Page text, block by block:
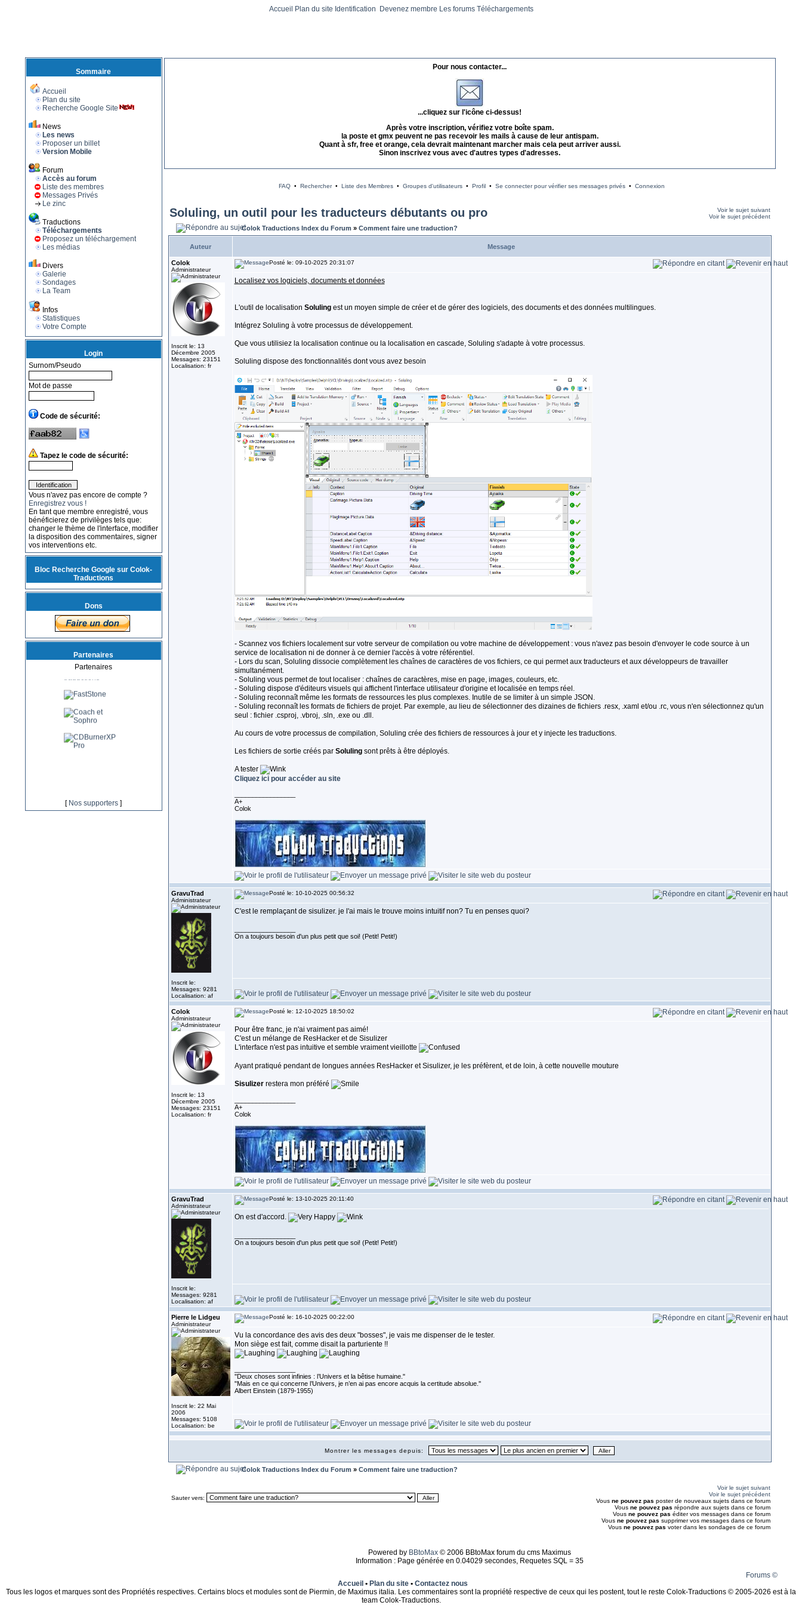
Accueil Plan du site Identification Devenez membre Les forums Téléchargements
Sommaire
Accueil
Plan du site
Recherche Google Site
News
Les news
Proposer un billet
Version Mobile
Forum
Accès au forum
Liste des membres
Messages Privés
Le zinc
Traductions
Téléchargements
Proposez un téléchargement
Les médias
Divers
Galerie
Sondages
La Team
Infos
Statistiques
Votre Compte
Login
Surnom/Pseudo
Mot de passe
Code de sécurité:
Tapez le code de sécurité:
Vous n'avez pas encore de compte ?
Enregistrez vous !
En tant que membre enregistré, vous
bénéficierez de privilèges tels que:
changer le thème de l'interface, modifier
la disposition des commentaires, signer
vos interventions etc.
Bloc Recherche Google sur Colok-
Traductions
Dons
Partenaires
Partenaires
[ Nos supporters ]
Pour nous contacter...
...cliquez sur l'icône ci-dessus!
Après votre inscription, vérifiez votre boîte spam.
la poste et gmx peuvent ne pas recevoir les mails à cause de leur antispam.
Quant à sfr, free et orange, cela devrait maintenant marcher mais cela peut arriver aussi.
Sinon inscrivez vous avec d'autres types d'adresses.
FAQ• Rechercher• Liste des Membres• Groupes d'utilisateurs• Profil• Se connecter pour vérifier ses messages privés• Connexion
Soluling, un outil pour les traducteurs débutants ou pro
Voir le sujet suivant
Voir le sujet précédent
Colok Traductions Index du Forum » Comment faire une traduction?
Auteur Message
Colok
Administrateur
Inscrit le: 13
Décembre 2005
Messages: 23151
Localisation: fr
Posté le: 09-10-2025 20:31:07
Localisez vos logiciels, documents et données
L'outil de localisation Soluling est un moyen simple de créer et de gérer des logiciels, des documents et des données multilingues.
Intégrez Soluling à votre processus de développement.
Que vous utilisiez la localisation continue ou la localisation en cascade, Soluling s'adapte à votre processus.
Soluling dispose des fonctionnalités dont vous avez besoin
- Scannez vos fichiers localement sur votre serveur de compilation ou votre machine de développement : vous n'avez pas besoin d'envoyer le code source à un
service de localisation ni de donner à ce dernier l'accès à votre référentiel.
- Lors du scan, Soluling dissocie complètement les chaînes de caractères de vos fichiers, ce qui permet aux traducteurs et aux développeurs de travailler
simultanément.
- Soluling vous permet de tout localiser : chaînes de caractères, mise en page, images, couleurs, etc.
- Soluling dispose d'éditeurs visuels qui affichent l'interface utilisateur d'origine et localisée en temps réel.
- Soluling reconnaît même les formats de ressources les plus complexes. Inutile de se limiter à un simple JSON.
- Soluling reconnaît les formats de fichiers de projet. Par exemple, au lieu de sélectionner des dizaines de fichiers .resx, .xaml et/ou .rc, vous n'en sélectionnez qu'un
seul : fichier .csproj, .vbroj, .sln, .exe ou .dll.
Au cours de votre processus de compilation, Soluling crée des fichiers de ressources à jour et y injecte les traductions.
Les fichiers de sortie créés par Soluling sont prêts à être déployés.
A tester
Cliquez ici pour accéder au site
A+
Colok
GravuTrad
Administrateur
Inscrit le:
Messages: 9281
Localisation: af
Posté le: 10-10-2025 00:56:32
C'est le remplaçant de sisulizer. je l'ai mais le trouve moins intuitif non? Tu en penses quoi?
On a toujours besoin d'un plus petit que soi! (Petit! Petit!)
Colok
Administrateur
Inscrit le: 13
Décembre 2005
Messages: 23151
Localisation: fr
Posté le: 12-10-2025 18:50:02
Pour être franc, je n'ai vraiment pas aimé!
C'est un mélange de ResHacker et de Sisulizer
L'interface n'est pas intuitive et semble vraiment vieillotte
Ayant pratiqué pendant de longues années ResHacker et Sisulizer, je les préfèrent, et de loin, à cette nouvelle mouture
Sisulizer restera mon préféré
A+
Colok
GravuTrad
Administrateur
Inscrit le:
Messages: 9281
Localisation: af
Posté le: 13-10-2025 20:11:40
On est d'accord.
On a toujours besoin d'un plus petit que soi! (Petit! Petit!)
Pierre le Lidgeu
Administrateur
Inscrit le: 22 Mai
2006
Messages: 5108
Localisation: be
Posté le: 16-10-2025 00:22:00
Vu la concordance des avis des deux "bosses", je vais me dispenser de le tester.
Mon siège est fait, comme disait la parturiente !!
''Deux choses sont infinies : l’Univers et la bêtise humaine."
"Mais en ce qui concerne l’Univers, je n’en ai pas encore acquis la certitude absolue.''
Albert Einstein (1879-1955)
Montrer les messages depuis:
Colok Traductions Index du Forum » Comment faire une traduction?
Sauter vers:
Voir le sujet suivant
Voir le sujet précédent
Vous ne pouvez pas poster de nouveaux sujets dans ce forum
Vous ne pouvez pas répondre aux sujets dans ce forum
Vous ne pouvez pas éditer vos messages dans ce forum
Vous ne pouvez pas supprimer vos messages dans ce forum
Vous ne pouvez pas voter dans les sondages de ce forum
Powered by BBtoMax © 2006 BBtoMax forum du cms Maximus
Information : Page générée en 0.04029 secondes, Requetes SQL = 35
Forums ©
Accueil • Plan du site • Contactez nous
Tous les logos et marques sont des Propriétés respectives. Certains blocs et modules sont de Piermin, de Maximus italia. Les commentaires sont la propriété respective de ceux qui les postent, tout le reste Colok-Traductions © 2005-2026 est à la
team Colok-Traductions.